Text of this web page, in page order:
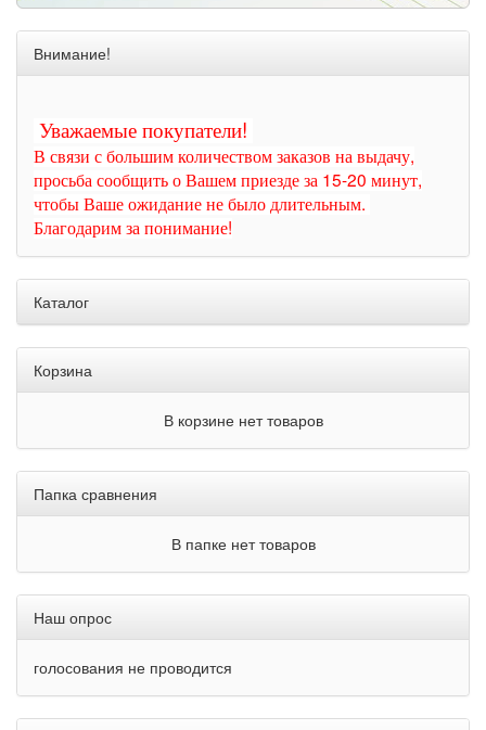
Внимание!
Уважаемые покупатели!
В связи с большим количеством заказов на выдачу,
просьба сообщить о Вашем приезде за 15-20 минут,
чтобы Ваше ожидание не было длительным.
Благодарим за понимание!
Каталог
Корзина
В корзине нет товаров
Папка сравнения
В папке нет товаров
Наш опрос
голосования не проводится